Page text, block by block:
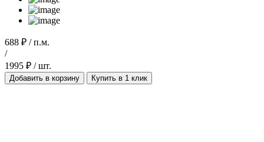
688 ₽ / п.м.
/
1995 ₽ / шт.
Добавить в корзину Купить в 1 клик